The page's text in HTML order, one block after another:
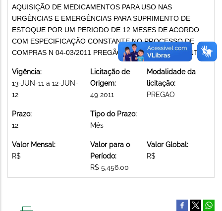
AQUISIÇÃO DE MEDICAMENTOS PARA USO NAS
URGÊNCIAS E EMERGÊNCIAS PARA SUPRIMENTO DE
ESTOQUE POR UM PERIODO DE 12 MESES DE ACORDO
COM ESPECIFICAÇÃO CONSTANTE NO PROCESSO DE
COMPRAS N 04-03/2011 PREGÃO 49/2011 MEDICAMENTOS
Vigência:
13-JUN-11 a 12-JUN-
12
Licitação de
Origem:
49 2011
Modalidade da
licitação:
PREGAO
Prazo:
12
Tipo do Prazo:
Mês
Valor Mensal:
R$
Valor para o
Período:
R$ 5,456.00
Valor Global:
R$